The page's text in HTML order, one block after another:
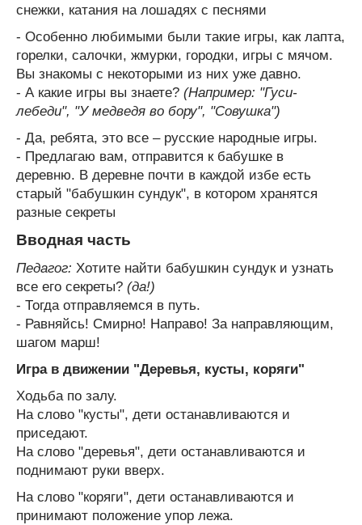
снежки, катания на лошадях с песнями
- Особенно любимыми были такие игры, как лапта,
горелки, салочки, жмурки, городки, игры с мячом.
Вы знакомы с некоторыми из них уже давно.
- А какие игры вы знаете? (Например: "Гуси-
лебеди", "У медведя во бору", "Совушка")
- Да, ребята, это все – русские народные игры.
- Предлагаю вам, отправится к бабушке в
деревню. В деревне почти в каждой избе есть
старый "бабушкин сундук", в котором хранятся
разные секреты
Вводная часть
Педагог: Хотите найти бабушкин сундук и узнать
все его секреты? (да!)
- Тогда отправляемся в путь.
- Равняйсь! Смирно! Направо! За направляющим,
шагом марш!
Игра в движении "Деревья, кусты, коряги"
Ходьба по залу.
На слово "кусты", дети останавливаются и
приседают.
На слово "деревья", дети останавливаются и
поднимают руки вверх.
На слово "коряги", дети останавливаются и
принимают положение упор лежа.